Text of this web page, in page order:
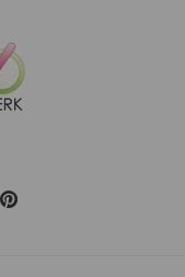
Pinterest